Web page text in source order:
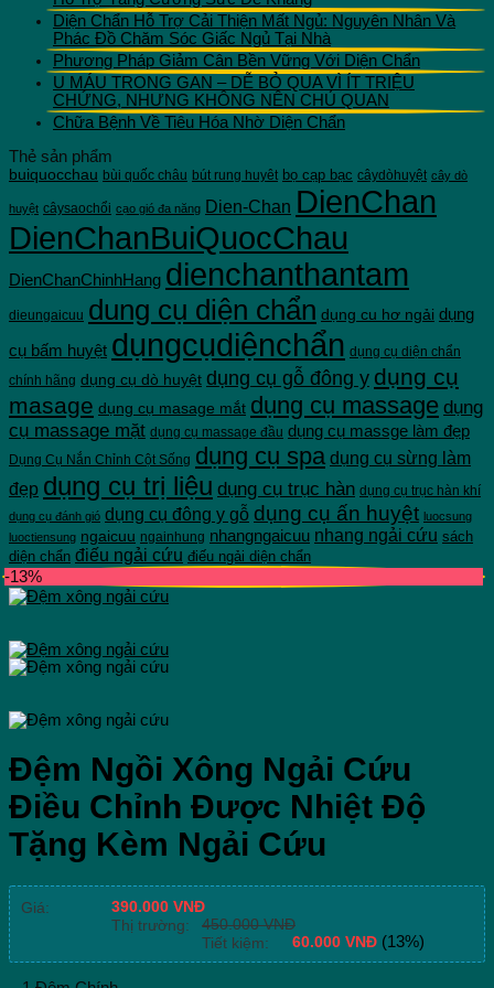
Diện Chẩn Hỗ Trợ Cải Thiện Mất Ngủ: Nguyên Nhân Và
Phác Đồ Chăm Sóc Giấc Ngủ Tại Nhà
Phương Pháp Giảm Cân Bền Vững Với Diện Chẩn
U MÁU TRONG GAN – DỄ BỎ QUA VÌ ÍT TRIỆU
CHỨNG, NHƯNG KHÔNG NÊN CHỦ QUAN
Chữa Bệnh Về Tiêu Hóa Nhờ Diện Chẩn
Thẻ sản phẩm
buiquocchau bùi quốc châu bút rung huyêt bọ cạp bạc câydòhuyệt cây dò
huyệt câysaochổi cạo gió đa năng Dien-Chan DienChan
DienChanBuiQuocChau
DienChanChinhHang dienchanthantam
dieungaicuu dung cụ diện chẩn dụng cu hơ ngải dụng
cụ bấm huyệt dụngcụdiệnchẩn dụng cụ diện chẩn
chính hãng dụng cụ dò huyệt dụng cụ gỗ đông y dụng cụ
masage dụng cụ masage mắt dụng cụ massage dụng
cụ massage mặt dụng cụ massage đầu dụng cụ massge làm đẹp
Dụng Cụ Nắn Chỉnh Cột Sống dụng cụ spa dụng cụ sừng làm
đẹp dụng cụ trị liệu dụng cụ trục hàn dụng cụ trục hàn khí
dụng cụ đánh gió dụng cụ đông y gỗ dụng cụ ấn huyệt luocsung
luoctiensung ngaicuu ngainhung nhangngaicuu nhang ngải cứu sách
diện chẩn điếu ngải cứu điếu ngải diện chẩn
-13%
Đệm Ngồi Xông Ngải Cứu
Điều Chỉnh Được Nhiệt Độ
Tặng Kèm Ngải Cứu
Giá: 390.000 VNĐ
Thị trường:
450.000VNĐ
Tiết kiệm:
60.000 VNĐ (13%)